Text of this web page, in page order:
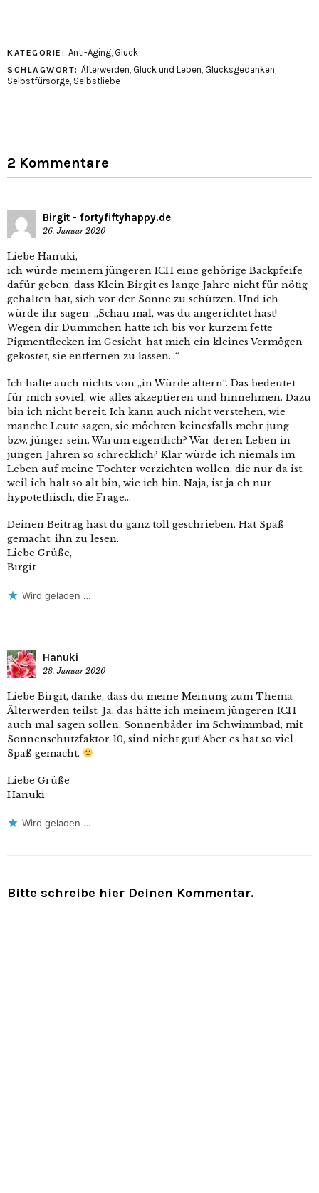
KATEGORIE: Anti-Aging, Glück
SCHLAGWORT: Älterwerden, Glück und Leben, Glücksgedanken,
Selbstfürsorge, Selbstliebe
2 Kommentare
Birgit - fortyfiftyhappy.de
26. Januar 2020
Liebe Hanuki,
ich würde meinem jüngeren ICH eine gehörige Backpfeife
dafür geben, dass Klein Birgit es lange Jahre nicht für nötig
gehalten hat, sich vor der Sonne zu schützen. Und ich
würde ihr sagen: „Schau mal, was du angerichtet hast!
Wegen dir Dummchen hatte ich bis vor kurzem fette
Pigmentflecken im Gesicht. hat mich ein kleines Vermögen
gekostet, sie entfernen zu lassen…“
Ich halte auch nichts von „in Würde altern“. Das bedeutet
für mich soviel, wie alles akzeptieren und hinnehmen. Dazu
bin ich nicht bereit. Ich kann auch nicht verstehen, wie
manche Leute sagen, sie möchten keinesfalls mehr jung
bzw. jünger sein. Warum eigentlich? War deren Leben in
jungen Jahren so schrecklich? Klar würde ich niemals im
Leben auf meine Tochter verzichten wollen, die nur da ist,
weil ich halt so alt bin, wie ich bin. Naja, ist ja eh nur
hypotethisch, die Frage…
Deinen Beitrag hast du ganz toll geschrieben. Hat Spaß
gemacht, ihn zu lesen.
Liebe Grüße,
Birgit
Wird geladen …
Hanuki
28. Januar 2020
Liebe Birgit, danke, dass du meine Meinung zum Thema
Älterwerden teilst. Ja, das hätte ich meinem jüngeren ICH
auch mal sagen sollen, Sonnenbäder im Schwimmbad, mit
Sonnenschutzfaktor 10, sind nicht gut! Aber es hat so viel
Spaß gemacht.
Liebe Grüße
Hanuki
Wird geladen …
Bitte schreibe hier Deinen Kommentar.